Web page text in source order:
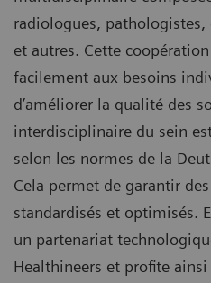
radiologues,
et autres. Cette
facilement aux besoins
d’améliorer la qualité des
interdisciplinaire du sein
selon les normes de la
Cela permet de garantir
standardisés et optimisés.
un partenariat
Healthineers et profite